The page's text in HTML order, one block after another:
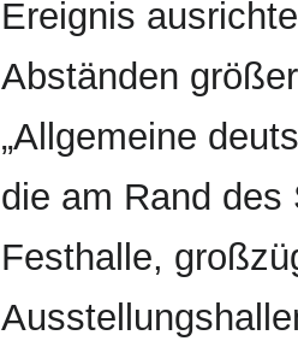
Ereignis
Abständen
„Allgemeine
die am Rand des
Festhalle,